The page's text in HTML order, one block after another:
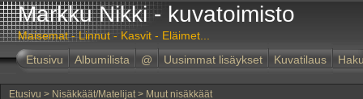
Markku Nikki - kuvatoimisto
Maisemat - Linnut - Kasvit - Eläimet...
Etusivu
Albumilista @ Uusimmat lisäykset Kuvatilaus
Etusivu > Nisäkkäät/Matelijat> Muut nisäkkäät